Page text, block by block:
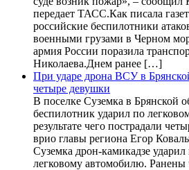
передает ТАСС.Как писала
российские беспилотники
военными грузами в Черном
армия России поразила
Николаева.Днем ранее […]
При ударе дрона ВСУ в
четыре девушки
В поселке Суземка в Брянской
беспилотник ударил по
результате чего пострадали
врио главы региона Егор
Суземка дрон-камикадзе
легковому автомобилю. Ранены